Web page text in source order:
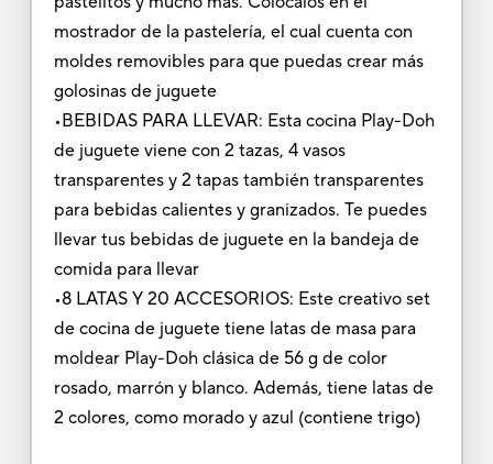
mostrador de la pastelería, el cual cuenta con
moldes removibles para que puedas crear más
golosinas de juguete
•BEBIDAS PARA LLEVAR: Esta cocina Play-Doh
de juguete viene con 2 tazas, 4 vasos
transparentes y 2 tapas también transparentes
para bebidas calientes y granizados. Te puedes
llevar tus bebidas de juguete en la bandeja de
comida para llevar
•8 LATAS Y 20 ACCESORIOS: Este creativo set
de cocina de juguete tiene latas de masa para
moldear Play-Doh clásica de 56 g de color
rosado, marrón y blanco. Además, tiene latas de
2 colores, como morado y azul (contiene trigo)